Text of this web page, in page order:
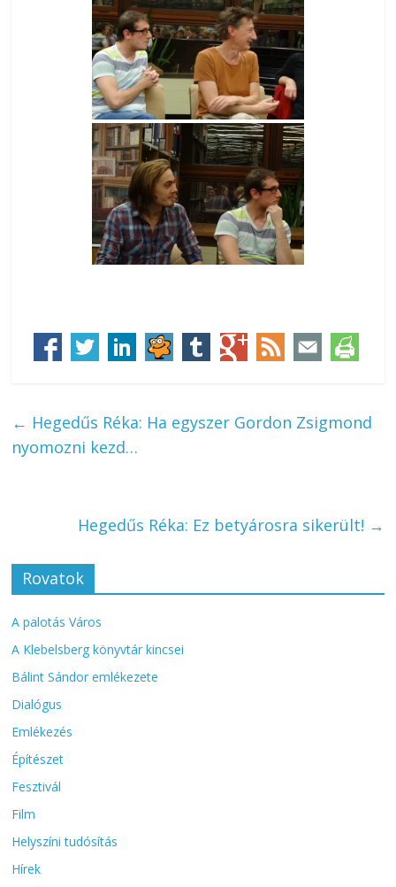
← Hegedűs Réka: Ha egyszer Gordon Zsigmond
nyomozni kezd…
Hegedűs Réka: Ez betyárosra sikerült! →
Rovatok
A palotás Város
A Klebelsberg könyvtár kincsei
Bálint Sándor emlékezete
Dialógus
Emlékezés
Építészet
Fesztivál
Film
Helyszíni tudósítás
Hírek